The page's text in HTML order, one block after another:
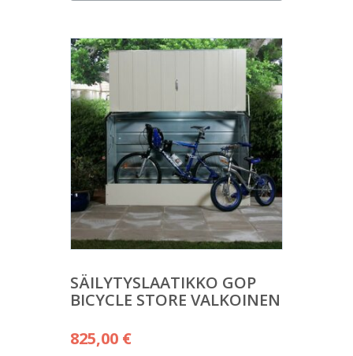
SÄILYTYSLAATIKKO GOP
BICYCLE STORE VALKOINEN
825,00 €